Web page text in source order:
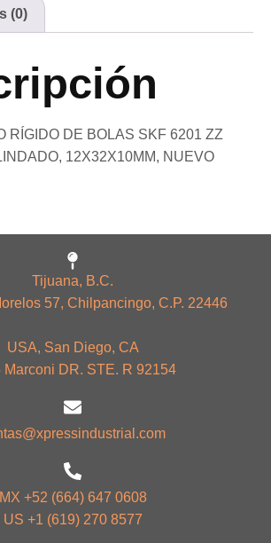
(0)
RÍGIDO DE BOLAS SKF 6201 ZZ
12X32X10MM, NUEVO
Tijuana, B.C.
57, Chilpancingo, C.P. 22446
USA, San Diego, CA
Marconi DR. STE. R 92154
MX +52 (664) 647 0608
US +1 (619) 270 8577